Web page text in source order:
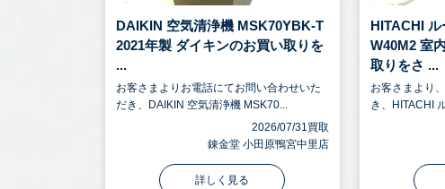
DAIKIN 空気清浄機 MSK70YBK-T
2021年製 ダイキンのお買い取りを
...
お客さまよりお電話にてお問い合わせいた
だき、DAIKIN 空気清浄機 MSK70...
2026/07/31買取
錬金堂 小田原鴨宮中里店
詳しく見る
HITACHI
W40M2 室
取りをさ ...
お客さまより
き、HITACHI